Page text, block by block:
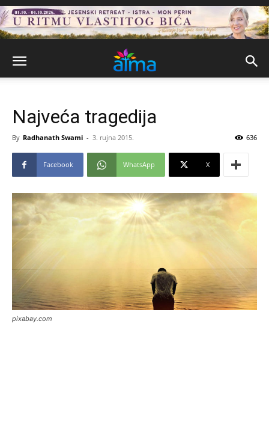
Najveća tragedija
By Radhanath Swami - 3. rujna 2015. 636
Facebook WhatsApp X
pixabay.com